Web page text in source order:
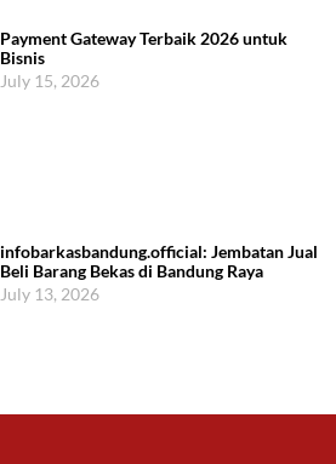
Payment Gateway Terbaik 2026 untuk
Bisnis
July 15, 2026
infobarkasbandung.official: Jembatan Jual
Beli Barang Bekas di Bandung Raya
July 13, 2026